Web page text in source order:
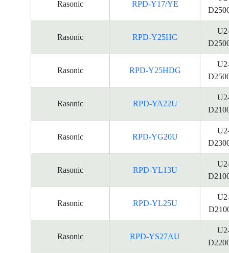
Rasonic RPD-Y17/YE
Rasonic RPD-Y25HC
Rasonic RPD-Y25HDG
Rasonic RPD-YA22U
Rasonic RPD-YG20U
Rasonic RPD-YL13U
Rasonic RPD-YL25U
Rasonic RPD-YS27AU